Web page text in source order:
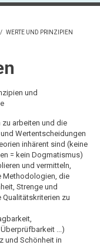
/ WERTE UND PRINZIPIEN
und
zu arbeiten und die
Wertentscheidungen
inhärent sind (keine
= kein Dogmatismus)
und vermitteln,
Methodologien, die
Strenge und
zu
...)
und Schönheit in